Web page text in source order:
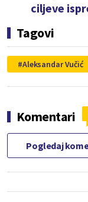
ciljeve
Tagovi
Aleksandar Vučić
Komentari
Pogledaj